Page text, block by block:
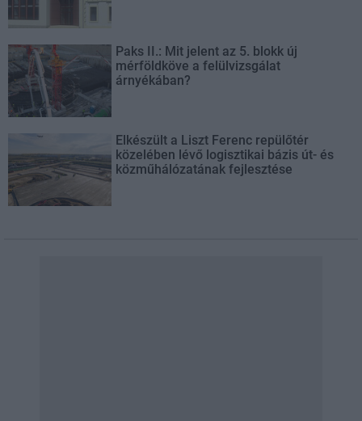
Paks II.: Mit jelent az 5. blokk új
mérföldköve a felülvizsgálat
árnyékában?
Elkészült a Liszt Ferenc repülőtér
közelében lévő logisztikai bázis út- és
közműhálózatának fejlesztése